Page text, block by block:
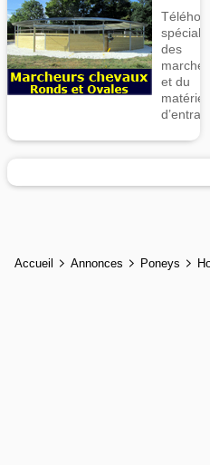
des
et du
matériel
Accueil Annonces Poneys